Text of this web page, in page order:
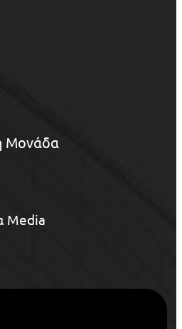
Μονάδα
Media